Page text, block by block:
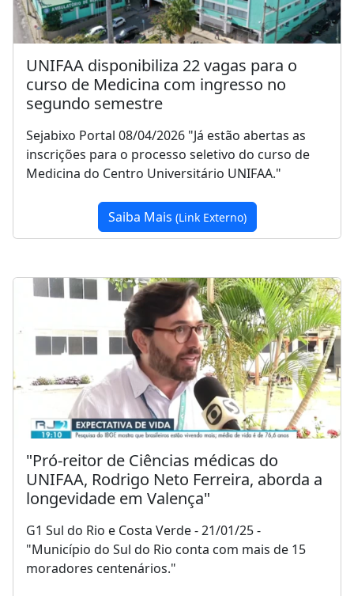
UNIFAA disponibiliza 22 vagas para o
curso de Medicina com ingresso no
segundo semestre
Sejabixo Portal 08/04/2026 "Já estão abertas as
inscrições para o processo seletivo do curso de
Medicina do Centro Universitário UNIFAA."
Saiba Mais (Link Externo)
"Pró-reitor de Ciências médicas do
UNIFAA, Rodrigo Neto Ferreira, aborda a
longevidade em Valença"
G1 Sul do Rio e Costa Verde - 21/01/25 -
"Município do Sul do Rio conta com mais de 15
moradores centenários."